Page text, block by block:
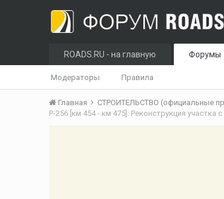
ROADS.RU - на главную Форумы
Модераторы Правила
Главная СТРОИТЕЛЬСТВО (официальные
Р-256 [км 454 - км 475]: Реконструкция